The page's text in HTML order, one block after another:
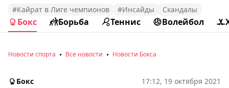
#Кайрат в Лиге чемпионов #Инсайды Скандалы
Бокс Борьба Теннис Волейбол
Новости спорта Все новости Новости Бокса
Бокс 17:12, 19 октября 2021